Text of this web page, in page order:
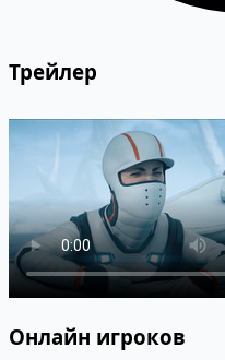
Трейлер
Онлайн игроков